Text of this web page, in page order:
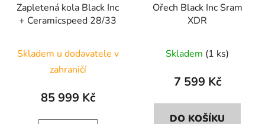
Zapletená kola Black Inc
+ Ceramicspeed 28/33
Skladem u dodavatele v
zahraničí
85 999 Kč
Ořech Black Inc Sram
XDR
Skladem (1 ks)
7 599 Kč
DO KOŠÍKU